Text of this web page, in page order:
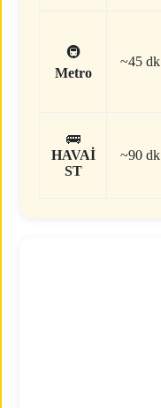
🚇
Metro
~45 dk
🚌
HAVAİ
ST
~90 dk